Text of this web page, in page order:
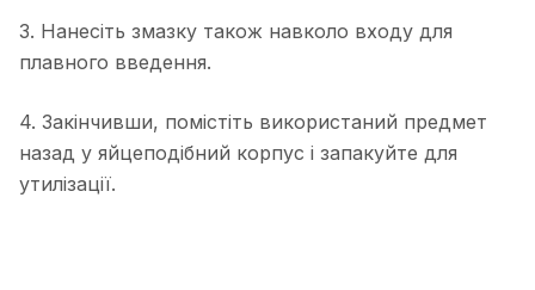
3. Нанесіть змазку також навколо входу для
плавного введення.
4. Закінчивши, помістіть використаний предмет
назад у яйцеподібний корпус і запакуйте для
утилізації.